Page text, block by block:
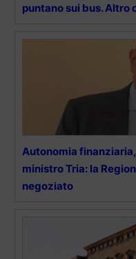
puntano sui bus. Altro
Autonomia
ministro Tria: la
negoziato